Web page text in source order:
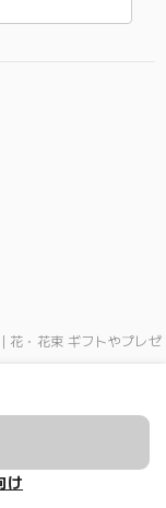
花・花束 ギフトやプレゼ
け